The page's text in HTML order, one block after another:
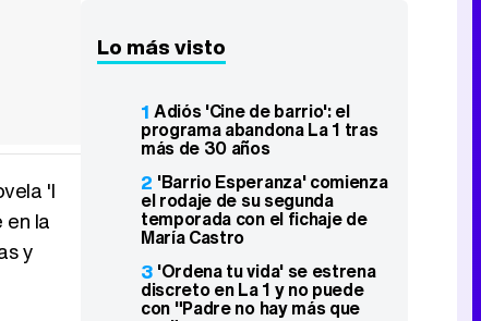
'I
en la
y
Lo más visto
1 Adiós 'Cine de barrio': el
programa abandona La 1 tras
más de 30 años
2 'Barrio Esperanza' comienza
el rodaje de su segunda
temporada con el fichaje de
María Castro
3 'Ordena tu vida' se estrena
discreto en La 1 y no puede
con "Padre no hay más que